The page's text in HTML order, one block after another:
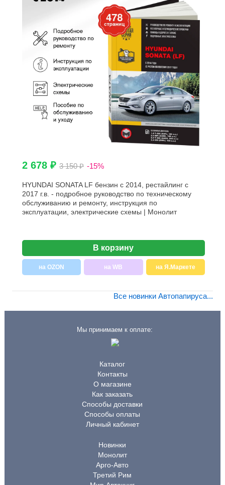
2 678 ₽ 3 150 ₽ -15%
HYUNDAI SONATA LF бензин с 2014, рестайлинг с
2017 г.в. - подробное руководство по техническому
обслуживанию и ремонту, инструкция по
эксплуатации, электрические схемы | Монолит
В корзину
на OZON на WB на Я.Маркете
Все новинки Автопапируса...
Мы принимаем к оплате:
Каталог
Контакты
О магазине
Как заказать
Способы доставки
Способы оплаты
Личный кабинет
Новинки
Монолит
Арго-Авто
Третий Рим